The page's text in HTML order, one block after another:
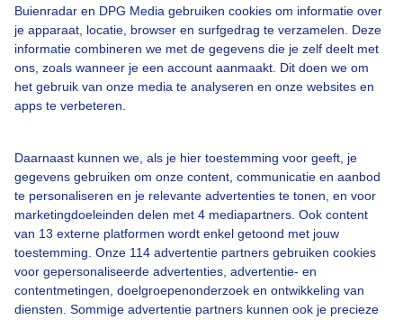
Buienradar en DPG Media gebruiken cookies om informatie over
je apparaat, locatie, browser en surfgedrag te verzamelen. Deze
informatie combineren we met de gegevens die je zelf deelt met
ons, zoals wanneer je een account aanmaakt. Dit doen we om
het gebruik van onze media te analyseren en onze websites en
apps te verbeteren.
Daarnaast kunnen we, als je hier toestemming voor geeft, je
gegevens gebruiken om onze content, communicatie en aanbod
te personaliseren en je relevante advertenties te tonen, en voor
marketingdoeleinden delen met 4 mediapartners. Ook content
van 13 externe platformen wordt enkel getoond met jouw
toestemming. Onze 114 advertentie partners gebruiken cookies
voor gepersonaliseerde advertenties, advertentie- en
contentmetingen, doelgroepenonderzoek en ontwikkeling van
diensten. Sommige advertentie partners kunnen ook je precieze
Bekijk slideshow
Een moment geduld aub...
Over Buienradar